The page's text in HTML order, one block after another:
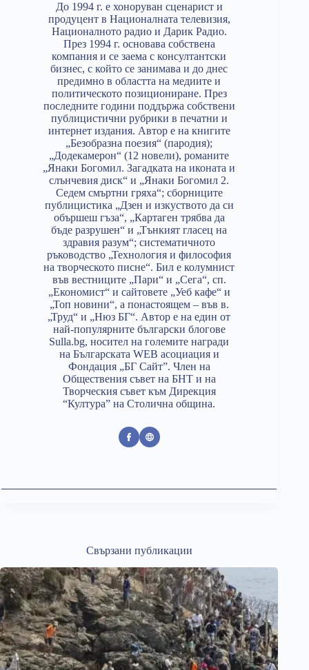
До 1994 г. е хоноруван сценарист и
продуцент в Националната телевизия,
Националното радио и Дарик Радио.
През 1994 г. основава собствена
компания и се заема с консултантски
бизнес, с който се занимава и до днес
предимно в областта на медиите и
политическото позициониране. През
последните години поддържа собствени
публицистични рубрики в печатни и
интернет издания. Автор е на книгите
„Безобразна поезия“ (пародия);
„Додекамерон“ (12 новели), романите
„Янаки Богомил. Загадката на иконата и
слънчевия диск“ и „Янаки Богомил 2.
Седем смъртни гряха“; сборниците
публицистика „Дзен и изкуството да си
обършеш гъза“, „Картаген трябва да
бъде разрушен“ и „Тънкият гласец на
здравия разум“; систематичното
ръководство „Технология и философия
на творческото писне“. Бил е колумнист
във вестниците „Пари“ и „Сега“, сп.
„Економист“ и сайтовете „Уеб кафе“ и
„Топ новини“, а понастоящем – във в.
„Труд“ и „Нюз БГ“. Автор е на един от
най-популярните български блогове
Sulla.bg, носител на големите награди
на Българската WEB асоциация и
Фондация „БГ Сайт”. Член на
Обществения съвет на БНТ и на
Творческия съвет към Дирекция
“Култура” на Столична община.
Свързани публикации